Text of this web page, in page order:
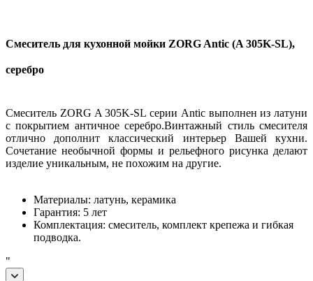
Смеситель для кухонной мойки ZORG Antic (A 305K-SL),
серебро
Смеситель ZORG A 305K-SL серии Antic выполнен из латуни
с покрытием античное серебро.Винтажный стиль смесителя
отлично дополнит классический интерьер Вашей кухни.
Сочетание необычной формы и рельефного рисунка делают
изделие уникальным, не похожим на другие.
Материалы: латунь, керамика
Гарантия: 5 лет
Комплектация: смеситель, комплект крепежа и гибкая
подводка.
"